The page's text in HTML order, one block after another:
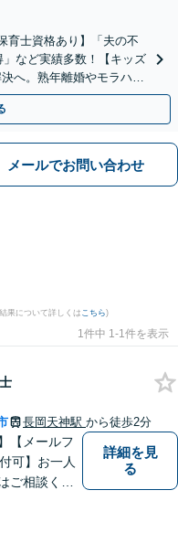
育士資格あり】「夫の不
など実績多数！【キッズ
へ。熟年離婚やモラハラ
談OK】
メールでお問い合わせ
果について詳しくは こちら)
1件中 1-1件を表示
長岡天神駅 から徒歩2分
【メールフ
可】お一人
ご相談くだ
詳細を見
る